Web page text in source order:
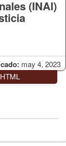
may 4, 2023
(INAI)
HTML